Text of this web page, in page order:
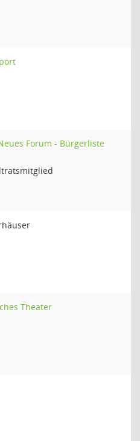
Forum - Bürgerliste
Theater